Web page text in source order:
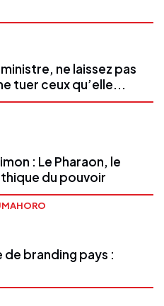
ne laissez pas
tuer ceux qu’elle...
: Le Pharaon, le
du pouvoir
branding pays :